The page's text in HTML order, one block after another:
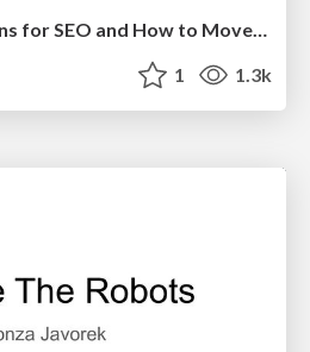
AI Search: Implications for SEO and How to Move Forward - #ShenzhenSEOConference
1 1.3k